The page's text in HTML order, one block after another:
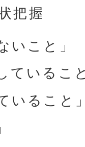
把握
いこと」
ているこ
いること